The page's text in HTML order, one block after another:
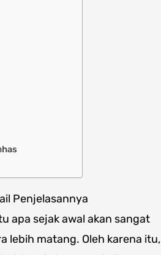
Penjelasannya
apa sejak awal akan sangat
lebih matang. Oleh karena itu,